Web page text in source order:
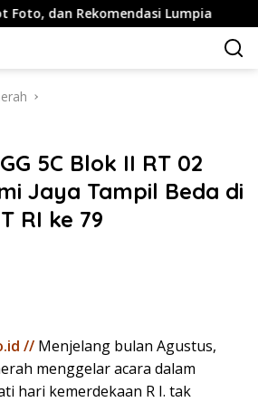
dan Rekomendasi Lumpia
5C Blok II RT 02
Jaya Tampil Beda di
RI ke 79
// Menjelang bulan Agustus,
menggelar acara dalam
hari kemerdekaan R I. tak